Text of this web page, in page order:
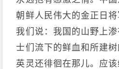
朝鲜人民伟大的金正日
我们说：我国的山野上
士们流下的鲜血和所建
英灵还徘徊在那儿。应